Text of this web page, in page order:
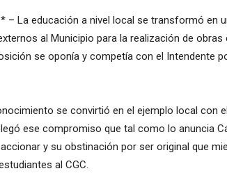
* – La educación a nivel local se transformó
al Municipio para la realización de
se oponía y competía con el Intendente
se convirtió en el ejemplo local con
ese compromiso que tal como lo anuncia
y su obstinación por ser original que
al CGC.